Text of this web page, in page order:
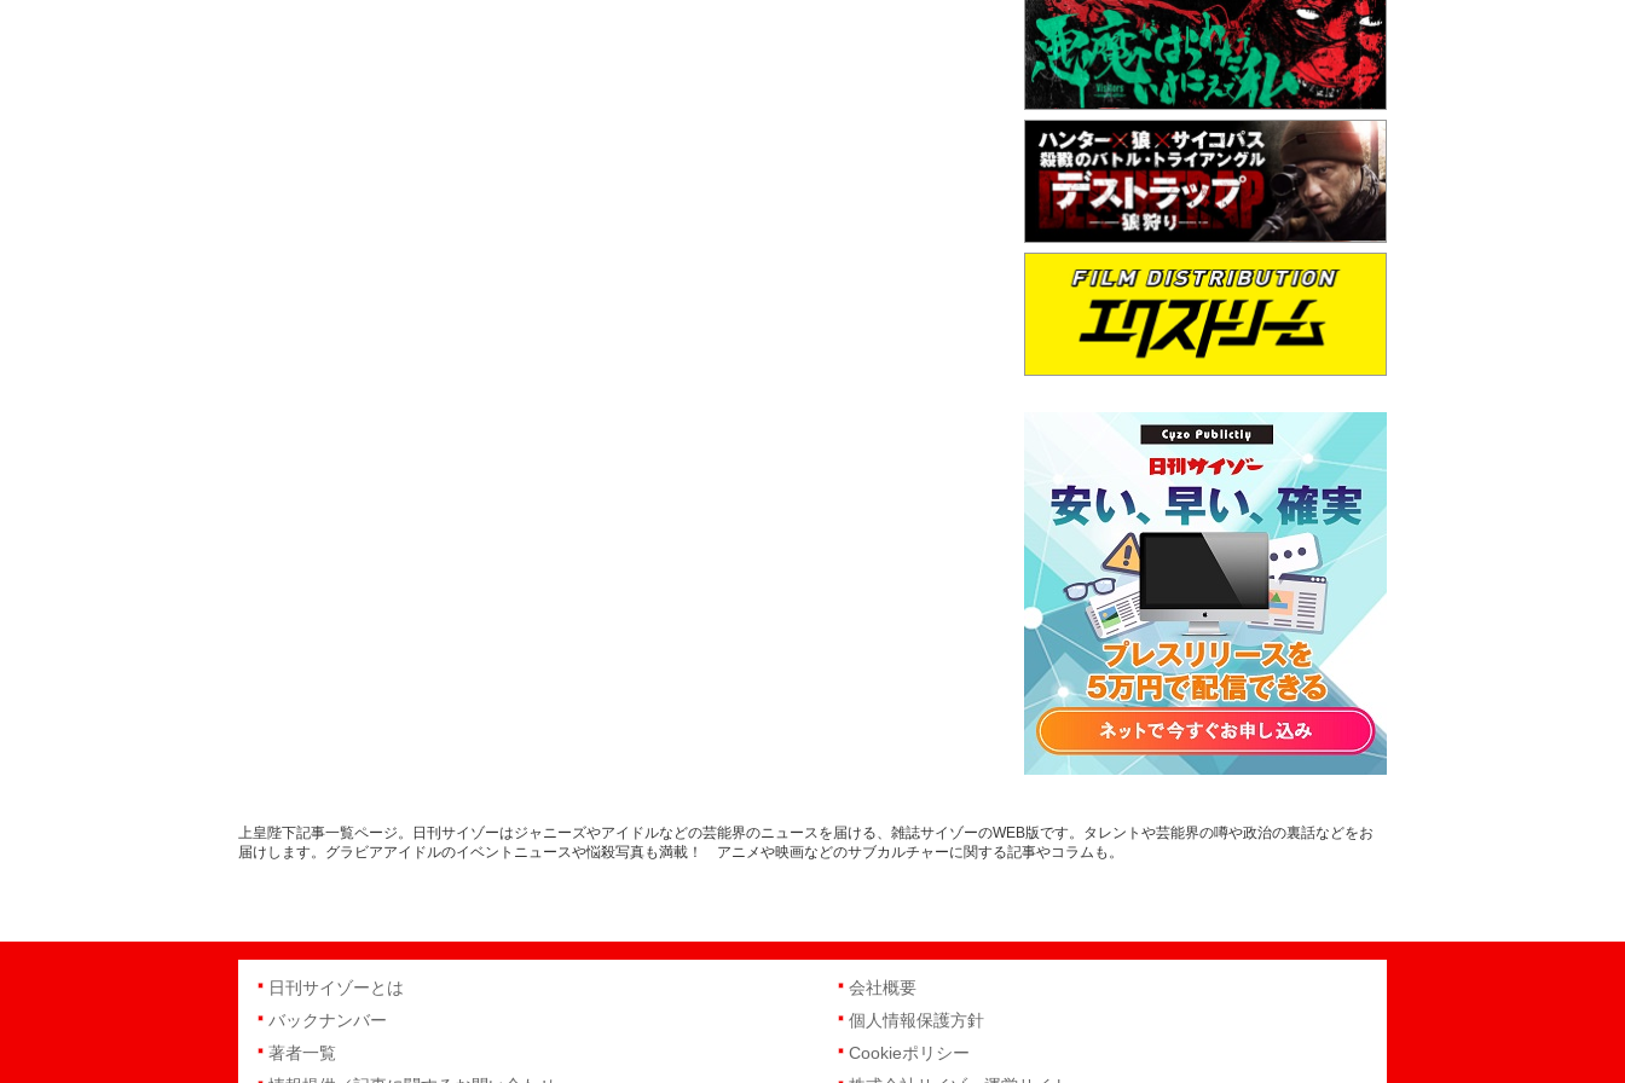
上皇陛下記事一覧ページ。日刊サイゾーはジャニーズやアイドルなどの芸能界のニュースを届ける、雑誌サイゾーのWEB版です。タレントや芸能界の噂や政治の裏話などをお
届けします。グラビアアイドルのイベントニュースや悩殺写真も満載！ アニメや映画などのサブカルチャーに関する記事やコラムも。
日刊サイゾーとは
バックナンバー
著者一覧
会社概要
個人情報保護方針
Cookieポリシー